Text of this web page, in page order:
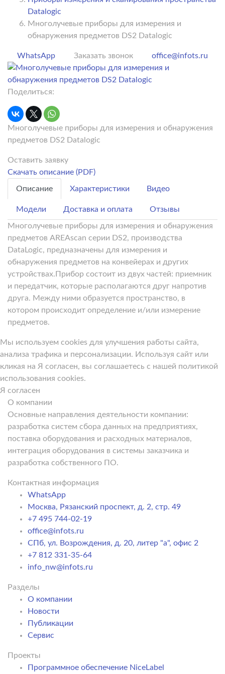
Datalogic
Многолучевые приборы для измерения и
обнаружения предметов DS2 Datalogic
WhatsApp Заказать звонок office@infots.ru
Поделиться:
Многолучевые приборы для измерения и обнаружения
предметов DS2 Datalogic
Оставить заявку
Скачать описание (PDF)
Описание Характеристики Видео
Модели Доставка и оплата Отзывы
Многолучевые приборы для измерения и обнаружения
предметов AREAscan серии DS2, производства
DataLogic, предназначены для измерения и
обнаружения предметов на конвейерах и других
устройствах.Прибор состоит из двух частей: приемник
и передатчик, которые располагаются друг напротив
друга. Между ними образуется пространство, в
котором происходит определение и/или измерение
предметов.
Мы используем cookies для улучшения работы сайта,
анализа трафика и персонализации. Используя сайт или
кликая на Я согласен, вы соглашаетесь с нашей политикой
использования cookies.
Я согласен
О компании
Основные направления деятельности компании:
разработка систем сбора данных на предприятиях,
поставка оборудования и расходных материалов,
интеграция оборудования в системы заказчика и
разработка собственного ПО.
Контактная информация
WhatsApp
Москва, Рязанский проспект, д. 2, стр. 49
+7 495 744-02-19
office@infots.ru
СПб, ул. Возрождения, д. 20, литер "a", офис 2
+7 812 331-35-64
info_nw@infots.ru
Разделы
О компании
Новости
Публикации
Сервис
Проекты
Программное обеспечение NiceLabel